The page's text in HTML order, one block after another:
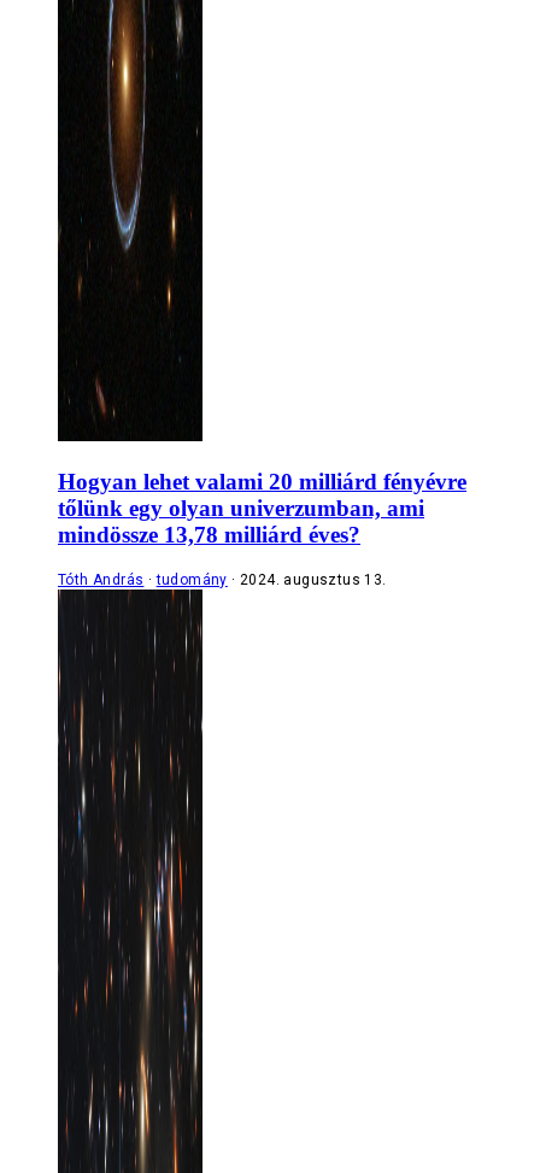
Hogyan lehet valami 20 milliárd fényévre
tőlünk egy olyan univerzumban, ami
mindössze 13,78 milliárd éves?
Tóth András tudomány 2024. augusztus 13.